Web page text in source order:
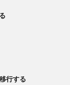
行する